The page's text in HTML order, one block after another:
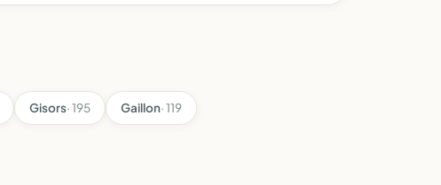
Gisors· 195 Gaillon· 119